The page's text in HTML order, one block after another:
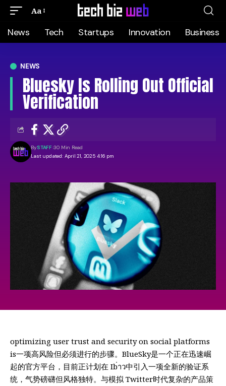
Aa
News Tech Startups Innovation Business
NEWS
Bluesky Is Rolling Out Official
Verification
Last updated: April 21, 2025 4:16 pm
BySTAFF 30 Min Read
optimizing user trust and security on social platforms
is一项高风险但必须进行的步骤。BlueSky是一个正在迅速崛
起的官方平台，目前正计划在 Ib่าว中引入一项全新的验证系
统，气势磅礴但风格独特。与模拟 Twitter时代复杂的产品策